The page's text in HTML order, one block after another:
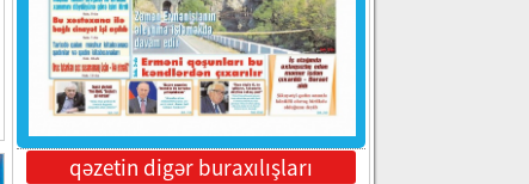
qəzetin digər buraxılışları